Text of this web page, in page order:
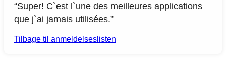
“Super! C`est l`une des meilleures applications
que j`ai jamais utilisées.”
Tilbage til anmeldelseslisten